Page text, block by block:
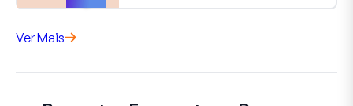
Ver Mais